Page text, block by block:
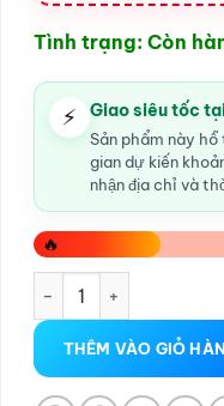
Tình trạng: Còn
⚡ Giao siêu tốc
Sản phẩm này
gian dự kiến
nhận địa chỉ và
🔥
Que Rung Âm Đạo
THÊM VÀO GIỎ